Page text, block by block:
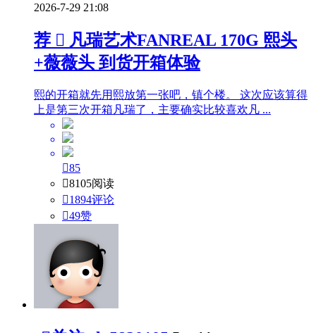
2026-7-29 21:08
荐  凡瑞艺术FANREAL 170G 熙头
+薇薇头 到货开箱体验
熙的开箱就先用熙放第一张吧，镇个楼。 这次应该算得
上是第三次开箱凡瑞了，主要确实比较喜欢凡 ...
85
8105阅读
1894评论
49赞